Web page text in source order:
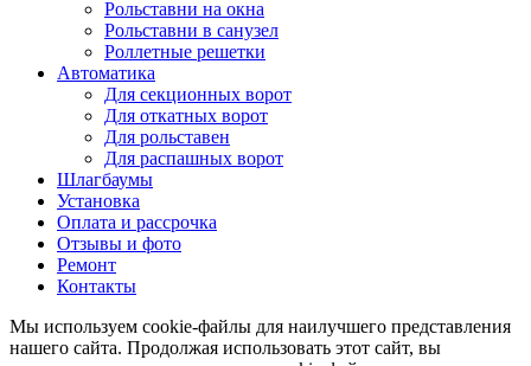
Рольставни на окна
Рольставни в санузел
Роллетные решетки
Автоматика
Для секционных ворот
Для откатных ворот
Для рольставен
Для распашных ворот
Шлагбаумы
Установка
Оплата и рассрочка
Отзывы и фото
Ремонт
Контакты
Мы используем cookie-файлы для наилучшего представления
нашего сайта. Продолжая использовать этот сайт, вы